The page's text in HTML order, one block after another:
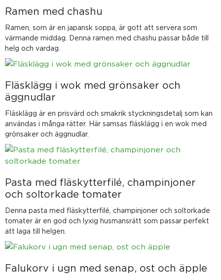
Ramen med chashu
Ramen, som är en japansk soppa, är gott att servera som
värmande middag. Denna ramen med chashu passar både till
helg och vardag.
Fläsklägg i wok med grönsaker och
äggnudlar
Fläsklägg är en prisvärd och smakrik styckningsdetalj som kan
användas i många rätter. Här samsas fläsklägg i en wok med
grönsaker och äggnudlar.
Pasta med fläskytterfilé, champinjoner
och soltorkade tomater
Denna pasta med fläskytterfilé, champinjoner och soltorkade
tomater är en god och lyxig husmansrätt som passar perfekt
att laga till helgen.
Falukorv i ugn med senap, ost och äpple